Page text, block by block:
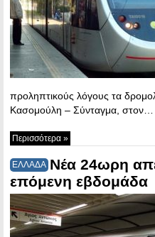
προληπτικούς λόγους τα
Κασομούλη – Σύνταγμα, στον…
Περισσότερα »
ΕΛΛΑΔΑ Νέα 24ωρη
επόμενη εβδομάδα